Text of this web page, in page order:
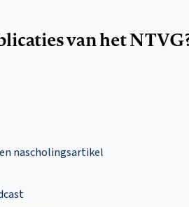
van het
nascholingsartikel